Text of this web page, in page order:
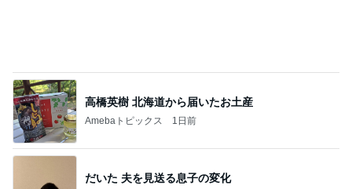
高橋英樹 北海道から届いたお土産
Amebaトピックス 1日前
だいた 夫を見送る息子の変化